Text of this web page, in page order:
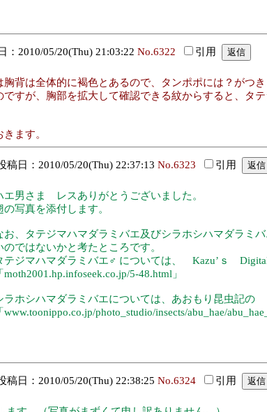
：2010/05/20(Thu) 21:03:22 No.6322 引用
背は全体的に褐色とあるので、タンポポには？がつき
すが、胸部を拡大して確認できる紋からすると、タ
ます。
稿日：2010/05/20(Thu) 22:37:13 No.6323 引用
エ男さま レスありがとうございました。
の写真を添付します。
お、タテジマハマダラミバエ及びシラホシハマダラミ
のではないかと考たところです。
テジマハマダラミバエ♂ については、 Kazu’ｓ Digital
moth2001.hp.infoseek.co.jp/5-48.html」
ラホシハマダラミバエについては、あおもり昆虫記の
www.toonippo.co.jp/photo_studio/insects/abu_hae/
稿日：2010/05/20(Thu) 22:38:25 No.6324 引用